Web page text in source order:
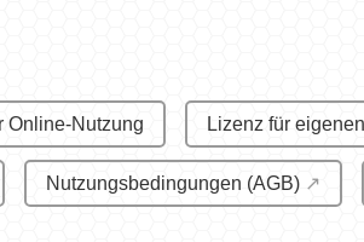
Online-Nutzung Lizenz für
Nutzungsbedingungen (AGB)